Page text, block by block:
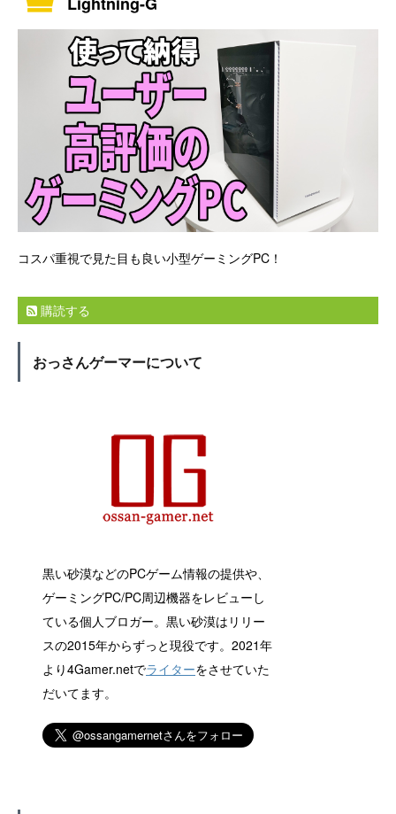
コスパ重視で見た目も良い小型ゲーミングPC！
購読する
おっさんゲーマーについて
黒い砂漠などのPCゲーム情報の提供や、
ゲーミングPC/PC周辺機器をレビューし
ている個人ブロガー。黒い砂漠はリリー
スの2015年からずっと現役です。2021年
より4Gamer.netでライターをさせていた
だいてます。